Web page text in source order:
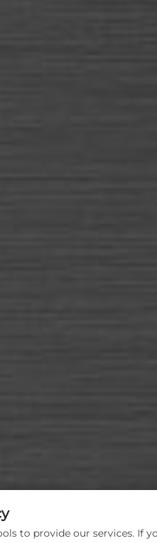
to provide our services. If